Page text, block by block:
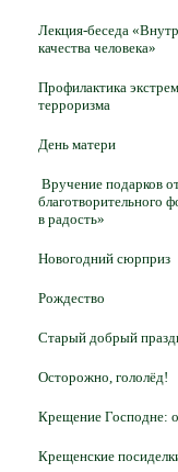
Лекция-беседа
качества человека»
Профилактика
терроризма
День матери
Вручение подарков
благотворительного
в радость»
Новогодний сюрприз
Рождество
Старый добрый
Осторожно, гололёд!
Крещение Господне:
Крещенские